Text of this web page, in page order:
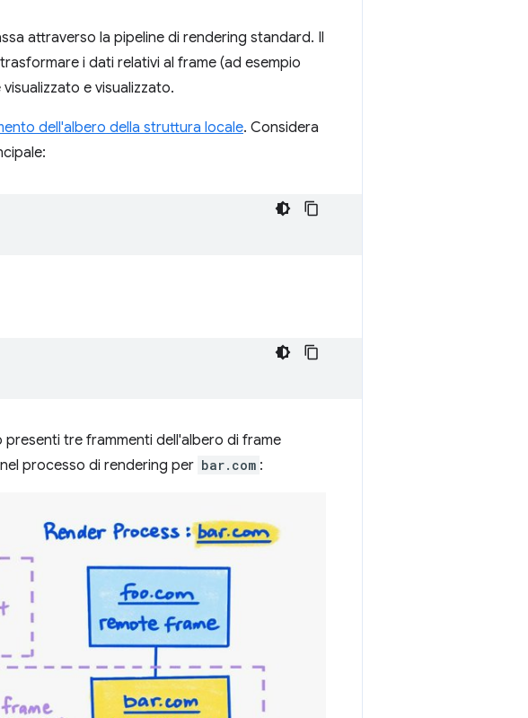
attraverso la pipeline di rendering standard. Il
i dati relativi al frame (ad esempio
e visualizzato.
dell'albero della struttura locale. Considera
tre frammenti dell'albero di frame
processo di rendering per bar.com :